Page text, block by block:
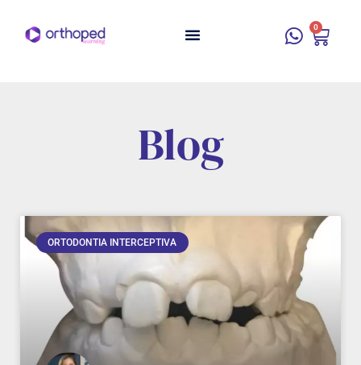
0
Blog
ORTODONTIA INTERCEPTIVA